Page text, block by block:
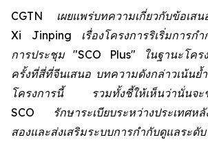
CGTN เผยแพร่บทความเกี่ยวกับข้อเส
Xi Jinping เรื่องโครงการริเริ่มการกำ
การประชุม "SCO Plus" ในฐานะโครง
ครั้งที่สี่ที่จีนเสนอ บทความดังกล่าวเน้น
โครงการนี้ รวมทั้งชี้ให้เห็นว่านั่นจะ
SCO รักษาระเบียบระหว่างประเทศหลั
สองและส่งเสริมระบบการกำกับดูแลระดั